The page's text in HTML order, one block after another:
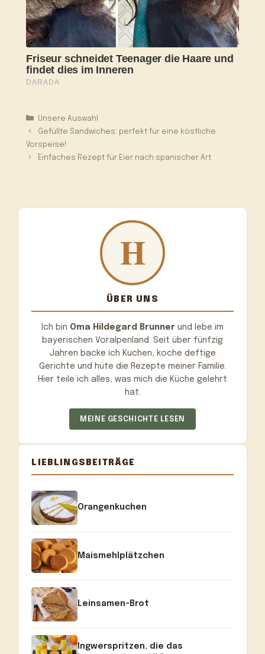
Kategorien
Unsere Auswahl
Gefüllte Sandwiches: perfekt für eine köstliche
Vorspeise!
Einfaches Rezept für Eier nach spanischer Art
ÜBER UNS
Ich bin Oma Hildegard Brunner und lebe im
bayerischen Voralpenland. Seit über fünfzig
Jahren backe ich Kuchen, koche deftige
Gerichte und hüte die Rezepte meiner Familie.
Hier teile ich alles, was mich die Küche gelehrt
hat.
MEINE GESCHICHTE LESEN
LIEBLINGSBEITRÄGE
Orangenkuchen
Maismehlplätzchen
Leinsamen-Brot
Ingwerspritzen, die das